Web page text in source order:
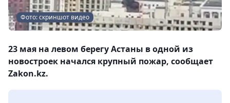
Фото: скриншот видео
23 мая на левом берегу Астаны в одной из
новостроек начался крупный пожар, сообщает
Zakon.kz.